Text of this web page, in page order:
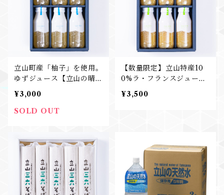
立山町産「柚子」を使用。
ゆずジュース【立山の晴
天】
¥3,000
SOLD OUT
【数量限定】立山特産10
0%ラ・フランスジュース
【立山の果実】
¥3,500